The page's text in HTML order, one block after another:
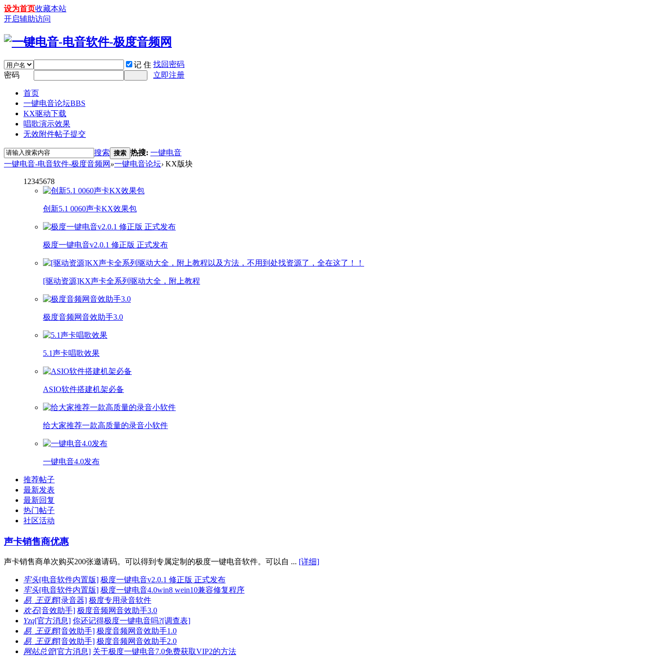
设为首页收藏本站
开启辅助访问
记 住 找回密码
密码
立即注册
首页
一键电音论坛BBS
KX驱动下载
唱歌演示效果
无效附件帖子提交
搜索 搜索 热搜: 一键电音
一键电音-电音软件-极度音频网 »一键电音论坛› KX版块
1 2345678
创新5.1 0060声卡KX效果包
极度一键电音v2.0.1 修正版 正式发布
[驱动资源]KX声卡全系列驱动大全，附上教程
极度音频网音效助手3.0
5.1声卡唱歌效果
ASIO软件搭建机架必备
给大家推荐一款高质量的录音小软件
一键电音4.0发布
推荐帖子
最新发表
最新回复
热门帖子
社区活动
声卡销售商优惠
声卡销售商单次购买200张邀请码。可以得到专属定制的极度一键电音软件。可以自 ... [详细]
牢头[电音软件内置版] 极度一键电音v2.0.1 修正版 正式发布
牢头[电音软件内置版] 极度一键电音4.0win8 wein10兼容修复程序
易_王亚辉[录音器] 极度专用录音软件
欢石[音效助手] 极度音频网音效助手3.0
Yzq[官方消息] 你还记得极度一键电音吗?[调查表]
易_王亚辉[音效助手] 极度音频网音效助手1.0
易_王亚辉[音效助手] 极度音频网音效助手2.0
网站总管[官方消息] 关于极度一键电音7.0免费获取VIP2的方法